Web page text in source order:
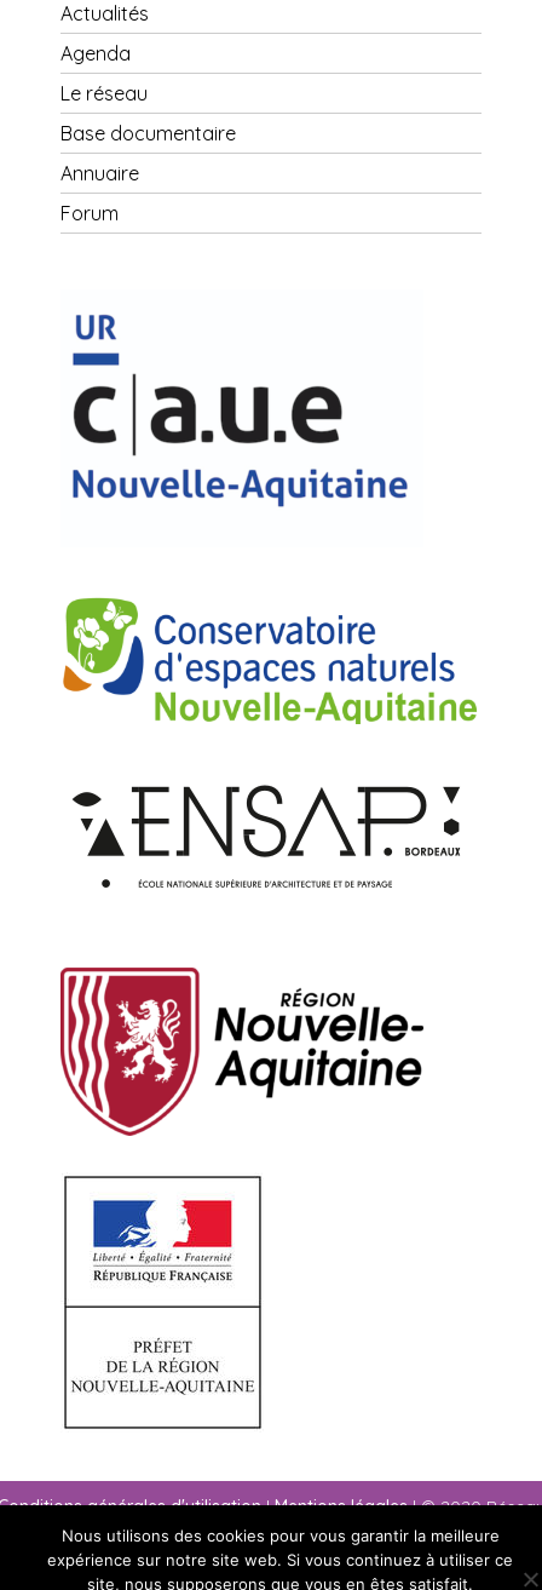
Actualités
Agenda
Le réseau
Base documentaire
Annuaire
Forum
générales d'utilisation|Mentions légales| © 2020
paysage Nouvelle-Aquitaine
Nous utilisons des cookies pour vous garantir la meilleure
expérience sur notre site web. Si vous continuez à utiliser ce
site, nous supposerons que vous en êtes satisfait.